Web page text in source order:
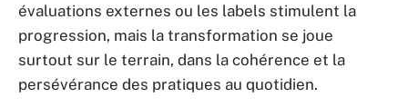
évaluations externes ou les labels stimulent la
progression, mais la transformation se joue
surtout sur le terrain, dans la cohérence et la
persévérance des pratiques au quotidien.